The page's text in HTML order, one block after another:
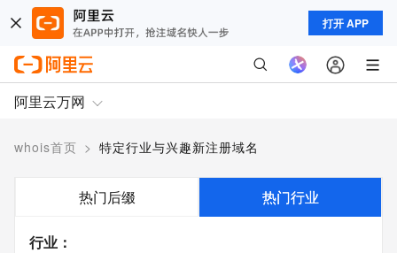
打开 APP
阿里云万网
whois首页 > 特定行业与兴趣新注册域名
热门后缀 热门行业
行业 ：